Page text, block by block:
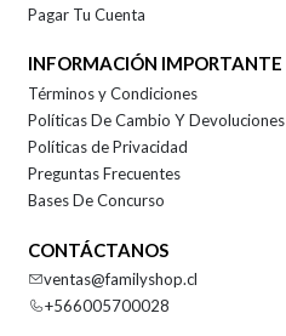
Pagar Tu Cuenta
INFORMACIÓN IMPORTANTE
Términos y Condiciones
Políticas De Cambio Y Devoluciones
Políticas de Privacidad
Preguntas Frecuentes
Bases De Concurso
CONTÁCTANOS
ventas@familyshop.cl
+566005700028